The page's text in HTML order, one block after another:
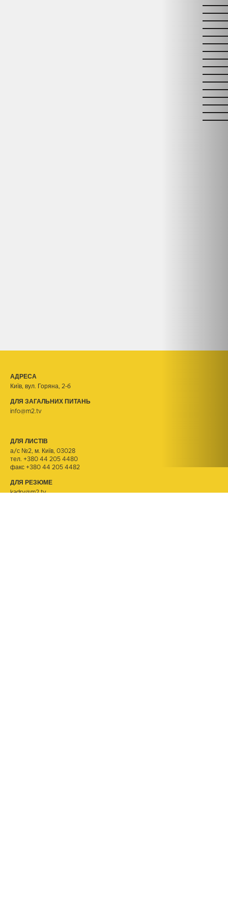
АДРЕСА
Київ, вул. Горяна, 2-б
ДЛЯ ЗАГАЛЬНИХ ПИТАНЬ
info@m2.tv
ДЛЯ ЛИСТІВ
а/с №2, м. Київ, 03028
тел. +380 44 205 4480
факс +380 44 205 4482
ДЛЯ РЕЗЮМЕ
kadry@m2.tv